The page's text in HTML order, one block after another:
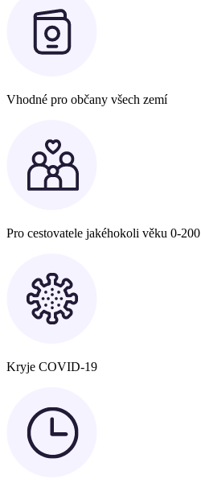
Vhodné pro občany všech zemí
Pro cestovatele jakéhokoli věku 0-200
Kryje COVID-19